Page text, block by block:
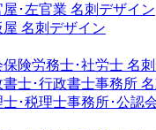
屋･左官業 名刺デザイン
屋 名刺デザイン
保険労務士･社労士 名
書士･行政書士事務所
士･税理士事務所･公認